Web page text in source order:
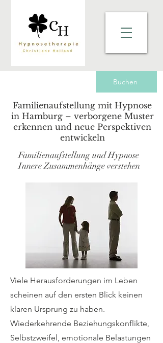
Buchen
Familienaufstellung mit Hypnose
in Hamburg – verborgene Muster
erkennen und neue Perspektiven
entwickeln
Familienaufstellung und Hypnose
Innere Zusammenhänge verstehen
Viele Herausforderungen im Leben
scheinen auf den ersten Blick keinen
klaren Ursprung zu haben.
Wiederkehrende Beziehungskonflikte,
Selbstzweifel, emotionale Belastungen